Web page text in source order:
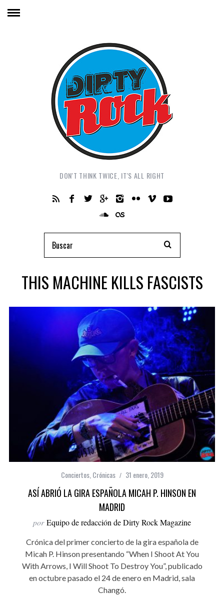
DON'T THINK TWICE, IT'S ALL RIGHT
THIS MACHINE KILLS FASCISTS
Conciertos, Crónicas 31 enero, 2019
ASÍ ABRIÓ LA GIRA ESPAÑOLA MICAH P. HINSON EN
MADRID
por Equipo de redacción de Dirty Rock Magazine
Crónica del primer concierto de la gira española de
Micah P. Hinson presentando “When I Shoot At You
With Arrows, I Will Shoot To Destroy You”, publicado
en octubre pasado el 24 de enero en Madrid, sala
Changó.